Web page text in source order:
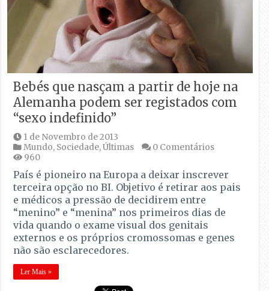
Bebés que nasçam a partir de hoje na
Alemanha podem ser registados com
“sexo indefinido”
1 de Novembro de 2013
Mundo, Sociedade,Últimas
0 Comentários
960
País é pioneiro na Europa a deixar inscrever
terceira opção no BI. Objetivo é retirar aos pais
e médicos a pressão de decidirem entre
“menino” e “menina” nos primeiros dias de
vida quando o exame visual dos genitais
externos e os próprios cromossomas e genes
não são esclarecedores.
Ler Mais »